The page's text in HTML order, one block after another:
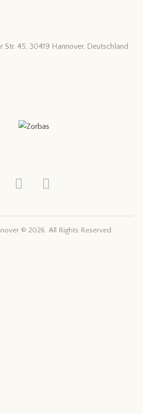
Str. 45, 30419 Hannover, Deutschland
© 2026. All Rights Reserved.